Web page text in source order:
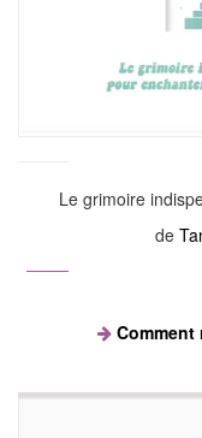
Le grimoire
de
Comment